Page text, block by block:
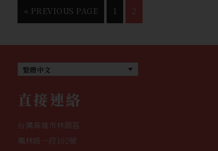
« PREVIOUS PAGE 1 2
繁體中文
直接連絡
台灣高雄市林園區
鳳林路一段102號